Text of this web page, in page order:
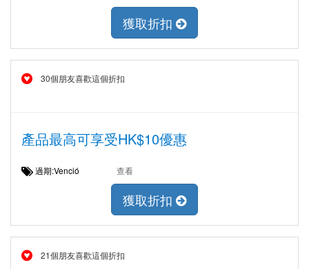
獲取折扣
30個朋友喜歡這個折扣
產品最高可享受HK$10優惠
過期:Venció 查看
獲取折扣
21個朋友喜歡這個折扣